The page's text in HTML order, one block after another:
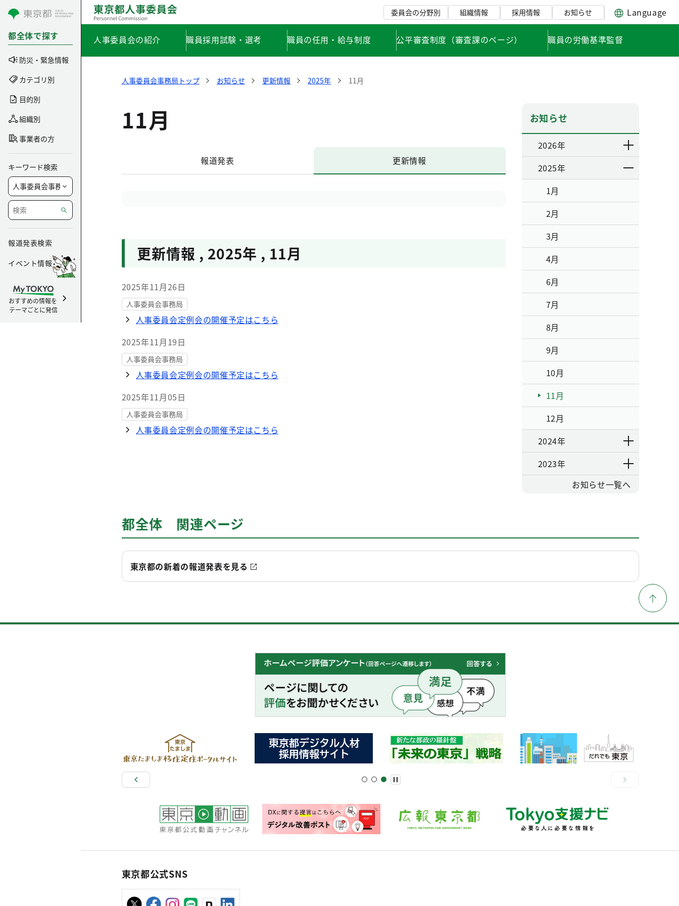
コンテンツにスキップ
都全体で探す
防災・緊急情報
カテゴリ別
目的別
組織別
事業者の方
キーワード検索
報道発表検索
イベント情報
おすすめの情報を
テーマごとに発信
委員会の分野別 組織情報 採用情報 お知らせ Language
人事委員会の紹介 職員採用試験・選考 職員の任用・給与制度 公平審査制度（審査課のページ） 職員の労働基準監督
人事委員会事務局トップ お知らせ 更新情報 2025年 11月
11月
報道発表 更新情報
更新情報 , 2025年 , 11月
2025年11月26日
人事委員会事務局
人事委員会定例会の開催予定はこちら
2025年11月19日
人事委員会事務局
人事委員会定例会の開催予定はこちら
2025年11月05日
人事委員会事務局
人事委員会定例会の開催予定はこちら
お知らせ
2026年
2025年
1月
2月
3月
4月
6月
7月
8月
9月
10月
11月
12月
2024年
2023年
お知らせ一覧へ
都全体 関連ページ
東京都の新着の報道発表を見る
東京都公式SNS